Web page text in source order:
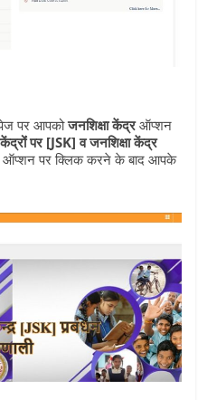
पर आपकोजनशिक्षा केंद्रऑप्शन
केंद्रोंं पर [JSK] व जनशिक्षा केंद्र
पर क्लिक करने के बाद आपके